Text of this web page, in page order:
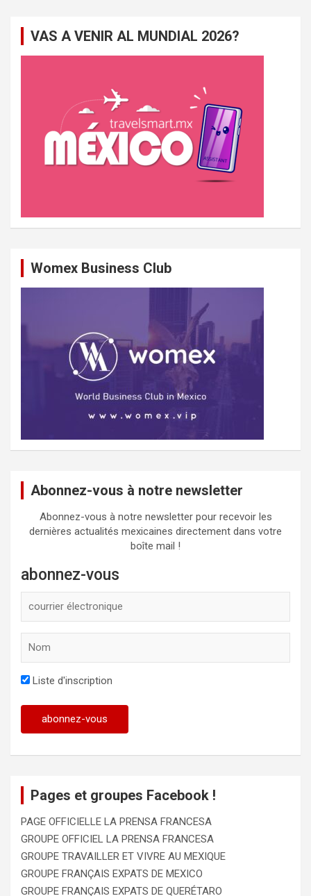
c
VAS A VENIR AL MUNDIAL 2026?
Womex Business Club
Abonnez-vous à notre newsletter
Abonnez-vous à notre newsletter pour recevoir les
dernières actualités mexicaines directement dans votre
boîte mail !
abonnez-vous
Liste d'inscription
Pages et groupes Facebook !
PAGE OFFICIELLE LA PRENSA FRANCESA
GROUPE OFFICIEL LA PRENSA FRANCESA
GROUPE TRAVAILLER ET VIVRE AU MEXIQUE
GROUPE FRANÇAIS EXPATS DE MEXICO
GROUPE FRANÇAIS EXPATS DE QUERÉTARO